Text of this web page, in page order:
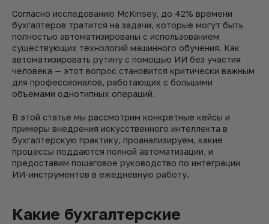
Согласно исследованию McKinsey, до 42% времени
бухгалтеров тратится на задачи, которые могут быть
полностью автоматизированы с использованием
существующих технологий машинного обучения. Как
автоматизировать рутину с помощью ИИ без участия
человека — этот вопрос становится критически важным
для профессионалов, работающих с большими
объемами однотипных операций.
В этой статье мы рассмотрим конкретные кейсы и
примеры внедрения искусственного интеллекта в
бухгалтерскую практику, проанализируем, какие
процессы поддаются полной автоматизации, и
предоставим пошаговое руководство по интеграции
ИИ-инструментов в ежедневную работу.
Какие бухгалтерские